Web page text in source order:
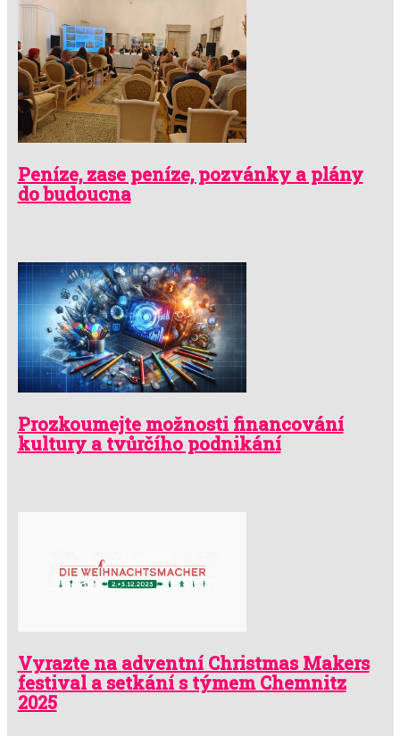
Peníze, zase peníze, pozvánky a plány
do budoucna
Prozkoumejte možnosti financování
kultury a tvůrčího podnikání
Vyrazte na adventní Christmas Makers
festival a setkání s týmem Chemnitz
2025